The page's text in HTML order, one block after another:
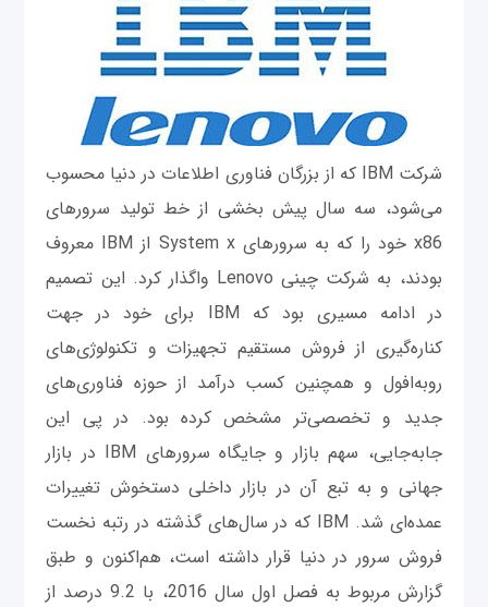
شرکت IBM که از بزرگان فناوری اطلاعات در دنیا محسوب
می‌شود، سه سال پیش بخشی از خط تولید سرورهای
x86 خود را که به سرورهای System x از IBM معروف
بودند، به شرکت چینی Lenovo واگذار کرد. این تصمیم
در ادامه مسیری بود که IBM برای خود در جهت
کناره‌گیری از فروش مستقیم تجهیزات و تکنولوژی‌های
روبه‌افول و همچنین کسب درآمد از حوزه فناوری‌های
جدید و تخصصی‌تر مشخص کرده بود. در پی این
جابه‌جایی، سهم بازار و جایگاه سرورهای IBM در بازار
جهانی و به تبع آن در بازار داخلی دستخوش تغییرات
عمده‌ای شد. IBM که در سال‌های گذشته در رتبه نخست
فروش سرور در دنیا قرار داشته است، هم‌اکنون و طبق
گزارش مربوط به فصل اول سال 2016، با 9.2 درصد از